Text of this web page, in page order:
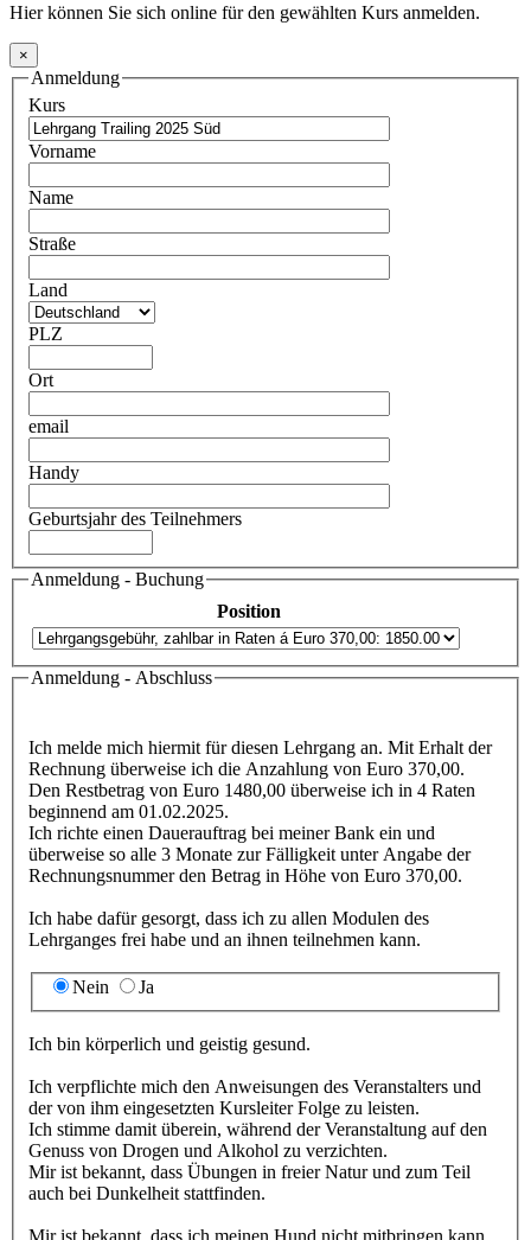
Hier können Sie sich online für den gewählten Kurs anmelden.
×
Anmeldung
Kurs
Vorname
Name
Straße
Land
PLZ
Ort
email
Handy
Geburtsjahr des Teilnehmers
Anmeldung - Buchung
Position
Anmeldung - Abschluss
Ich melde mich hiermit für diesen Lehrgang an. Mit Erhalt der
Rechnung überweise ich die Anzahlung von Euro 370,00.
Den Restbetrag von Euro 1480,00 überweise ich in 4 Raten
beginnend am 01.02.2025.
Ich richte einen Dauerauftrag bei meiner Bank ein und
überweise so alle 3 Monate zur Fälligkeit unter Angabe der
Rechnungsnummer den Betrag in Höhe von Euro 370,00.
Ich habe dafür gesorgt, dass ich zu allen Modulen des
Lehrganges frei habe und an ihnen teilnehmen kann.
Nein Ja
Ich bin körperlich und geistig gesund.
Ich verpflichte mich den Anweisungen des Veranstalters und
der von ihm eingesetzten Kursleiter Folge zu leisten.
Ich stimme damit überein, während der Veranstaltung auf den
Genuss von Drogen und Alkohol zu verzichten.
Mir ist bekannt, dass Übungen in freier Natur und zum Teil
auch bei Dunkelheit stattfinden.